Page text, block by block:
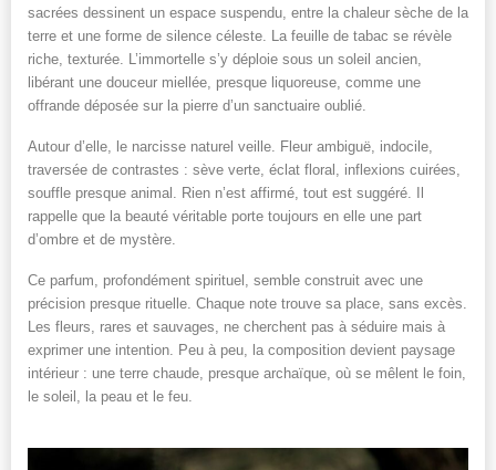
sacrées dessinent un espace suspendu, entre la chaleur sèche de la
terre et une forme de silence céleste. La feuille de tabac se révèle
riche, texturée. L’immortelle s’y déploie sous un soleil ancien,
libérant une douceur miellée, presque liquoreuse, comme une
offrande déposée sur la pierre d’un sanctuaire oublié.
Autour d’elle, le narcisse naturel veille. Fleur ambiguë, indocile,
traversée de contrastes : sève verte, éclat floral, inflexions cuirées,
souffle presque animal. Rien n’est affirmé, tout est suggéré. Il
rappelle que la beauté véritable porte toujours en elle une part
d’ombre et de mystère.
Ce parfum, profondément spirituel, semble construit avec une
précision presque rituelle. Chaque note trouve sa place, sans excès.
Les fleurs, rares et sauvages, ne cherchent pas à séduire mais à
exprimer une intention. Peu à peu, la composition devient paysage
intérieur : une terre chaude, presque archaïque, où se mêlent le foin,
le soleil, la peau et le feu.